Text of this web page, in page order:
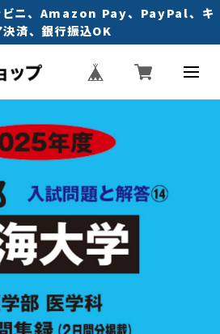
ビニ、Amazon Pay、PayPal、キ
決済、銀行振込OK